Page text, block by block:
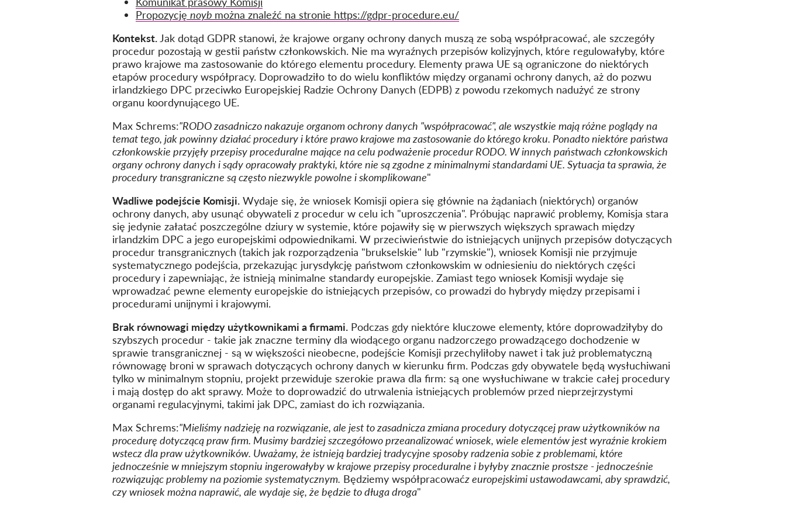
Propozycję noyb można znaleźć na stronie https://gdpr-procedure.eu/
Kontekst. Jak dotąd GDPR stanowi, że krajowe organy ochrony danych muszą ze sobą współpracować, ale szczegóły
procedur pozostają w gestii państw członkowskich. Nie ma wyraźnych przepisów kolizyjnych, które regulowałyby, które
prawo krajowe ma zastosowanie do którego elementu procedury. Elementy prawa UE są ograniczone do niektórych
etapów procedury współpracy. Doprowadziło to do wielu konfliktów między organami ochrony danych, aż do pozwu
irlandzkiego DPC przeciwko Europejskiej Radzie Ochrony Danych (EDPB) z powodu rzekomych nadużyć ze strony
organu koordynującego UE.
Max Schrems:"RODO zasadniczo nakazuje organom ochrony danych "współpracować", ale wszystkie mają różne poglądy na
temat tego, jak powinny działać procedury i które prawo krajowe ma zastosowanie do którego kroku. Ponadto niektóre państwa
członkowskie przyjęły przepisy proceduralne mające na celu podważenie procedur RODO. W innych państwach członkowskich
organy ochrony danych i sądy opracowały praktyki, które nie są zgodne z minimalnymi standardami UE. Sytuacja ta sprawia, że
procedury transgraniczne są często niezwykle powolne i skomplikowane"
Wadliwe podejście Komisji. Wydaje się, że wniosek Komisji opiera się głównie na żądaniach (niektórych) organów
ochrony danych, aby usunąć obywateli z procedur w celu ich "uproszczenia". Próbując naprawić problemy, Komisja stara
się jedynie załatać poszczególne dziury w systemie, które pojawiły się w pierwszych większych sprawach między
irlandzkim DPC a jego europejskimi odpowiednikami. W przeciwieństwie do istniejących unijnych przepisów dotyczących
procedur transgranicznych (takich jak rozporządzenia "brukselskie" lub "rzymskie"), wniosek Komisji nie przyjmuje
systematycznego podejścia, przekazując jurysdykcję państwom członkowskim w odniesieniu do niektórych części
procedury i zapewniając, że istnieją minimalne standardy europejskie. Zamiast tego wniosek Komisji wydaje się
wprowadzać pewne elementy europejskie do istniejących przepisów, co prowadzi do hybrydy między przepisami i
procedurami unijnymi i krajowymi.
Brak równowagi między użytkownikami a firmami. Podczas gdy niektóre kluczowe elementy, które doprowadziłyby do
szybszych procedur - takie jak znaczne terminy dla wiodącego organu nadzorczego prowadzącego dochodzenie w
sprawie transgranicznej - są w większości nieobecne, podejście Komisji przechyliłoby nawet i tak już problematyczną
równowagę broni w sprawach dotyczących ochrony danych w kierunku firm. Podczas gdy obywatele będą wysłuchiwani
tylko w minimalnym stopniu, projekt przewiduje szerokie prawa dla firm: są one wysłuchiwane w trakcie całej procedury
i mają dostęp do akt sprawy. Może to doprowadzić do utrwalenia istniejących problemów przed nieprzejrzystymi
organami regulacyjnymi, takimi jak DPC, zamiast do ich rozwiązania.
Max Schrems:"Mieliśmy nadzieję na rozwiązanie, ale jest to zasadnicza zmiana procedury dotyczącej praw użytkowników na
procedurę dotyczącą praw firm. Musimy bardziej szczegółowo przeanalizować wniosek, wiele elementów jest wyraźnie krokiem
wstecz dla praw użytkowników. Uważamy, że istnieją bardziej tradycyjne sposoby radzenia sobie z problemami, które
jednocześnie w mniejszym stopniu ingerowałyby w krajowe przepisy proceduralne i byłyby znacznie prostsze - jednocześnie
rozwiązując problemy na poziomie systematycznym. Będziemy współpracowaćz europejskimi ustawodawcami, aby sprawdzić,
czy wniosek można naprawić, ale wydaje się, że będzie to długa droga"